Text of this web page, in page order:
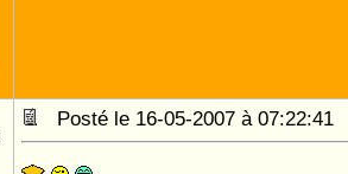
Posté le 16-05-2007 à